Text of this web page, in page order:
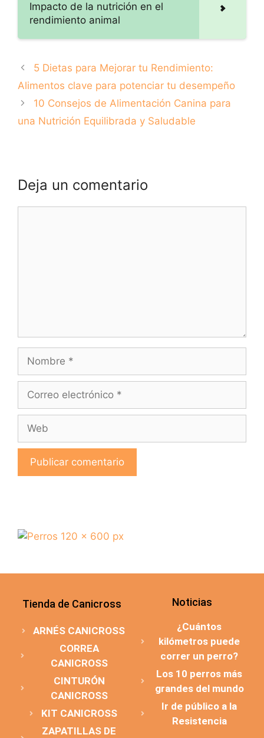
Impacto de la nutrición en el
rendimiento animal
5 Dietas para Mejorar tu Rendimiento:
Alimentos clave para potenciar tu desempeño
10 Consejos de Alimentación Canina para
una Nutrición Equilibrada y Saludable
Deja un comentario
Tienda de Canicross
ARNÉS CANICROSS
CORREA
CANICROSS
CINTURÓN
CANICROSS
KIT CANICROSS
ZAPATILLAS DE
Noticias
¿Cuántos
kilómetros puede
correr un perro?
Los 10 perros más
grandes del mundo
Ir de público a la
Resistencia